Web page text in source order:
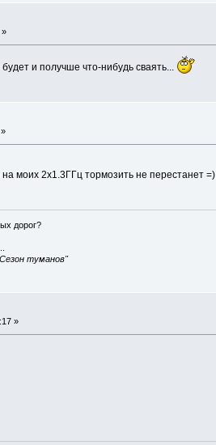
»
и получше что-нибудь сваять...
моих 2х1.3ГГц тормозить не перестанет =)
дорог?
туманов"
»